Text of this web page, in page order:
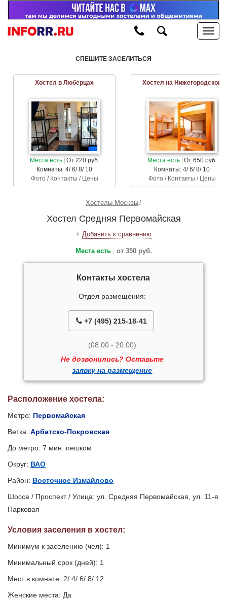
СПЕШИТЕ ЗАСЕЛИТЬСЯ
Хостел в Люберцах
Места есть От 220 руб.
Комнаты: 4/ 6/ 8/ 10
Фото / Контакты / Цены
Хостел на Нижегородской
Места есть От 650 руб.
Комнаты: 4/ 6/ 8/ 10
Фото / Контакты / Цены
Хостелы Москвы
Хостел Средняя Первомайская
+ Добавить к сравнению
Места есть от 350 руб.
Контакты хостела
Отдел размещения:
+7 (495) 215-18-41
(08:00 - 20:00)
Не дозвонились? Оставьте
заявку на размещение
Расположение хостела:
Метро: Первомайская
Ветка: Арбатско-Покровская
До метро: 7 мин. пешком
Округ: ВАО
Район: Восточное Измайлово
Шоссе / Проспект / Улица: ул. Средняя Первомайская, ул. 11-я
Парковая
Условия заселения в хостел:
Минимум к заселению (чел): 1
Минимальный срок (дней): 1
Мест в комнате: 2/ 4/ 6/ 8/ 12
Женские места: Да